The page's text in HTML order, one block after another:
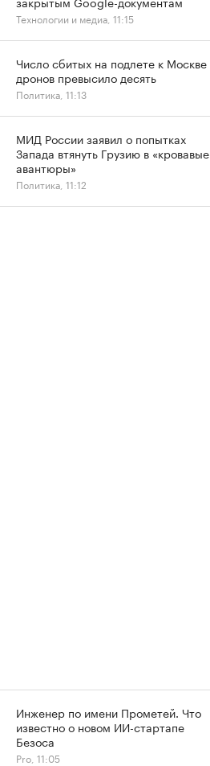
Технологии и медиа, 11:15
Число сбитых на подлете к Москве
дронов превысило десять
Политика, 11:13
МИД России заявил о попытках
Запада втянуть Грузию в «кровавые
авантюры»
Политика, 11:12
Инженер по имени Прометей. Что
известно о новом ИИ-стартапе
Безоса
Pro, 11:05